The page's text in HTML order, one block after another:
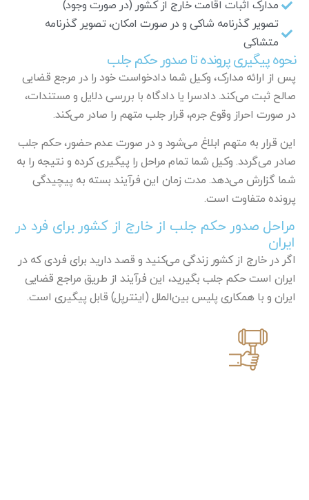
مدارک اثبات اقامت خارج از کشور (در صورت وجود)
تصویر گذرنامه شاکی و در صورت امکان، تصویر گذرنامه
متشاکی
نحوه پیگیری پرونده تا صدور حکم جلب
پس از ارائه مدارک، وکیل شما دادخواست خود را در مرجع قضایی
صالح ثبت می‌کند. دادسرا یا دادگاه با بررسی دلایل و مستندات،
در صورت احراز وقوع جرم، قرار جلب متهم را صادر می‌کند.
این قرار به متهم ابلاغ می‌شود و در صورت عدم حضور، حکم جلب
صادر می‌گردد. وکیل شما تمام مراحل را پیگیری کرده و نتیجه را به
شما گزارش می‌دهد. مدت زمان این فرآیند بسته به پیچیدگی
پرونده متفاوت است.
مراحل صدور حکم جلب از خارج از کشور برای فرد در
ایران
اگر در خارج از کشور زندگی می‌کنید و قصد دارید برای فردی که در
ایران است حکم جلب بگیرید، این فرآیند از طریق مراجع قضایی
ایران و با همکاری پلیس بین‌الملل (اینترپل) قابل پیگیری است.